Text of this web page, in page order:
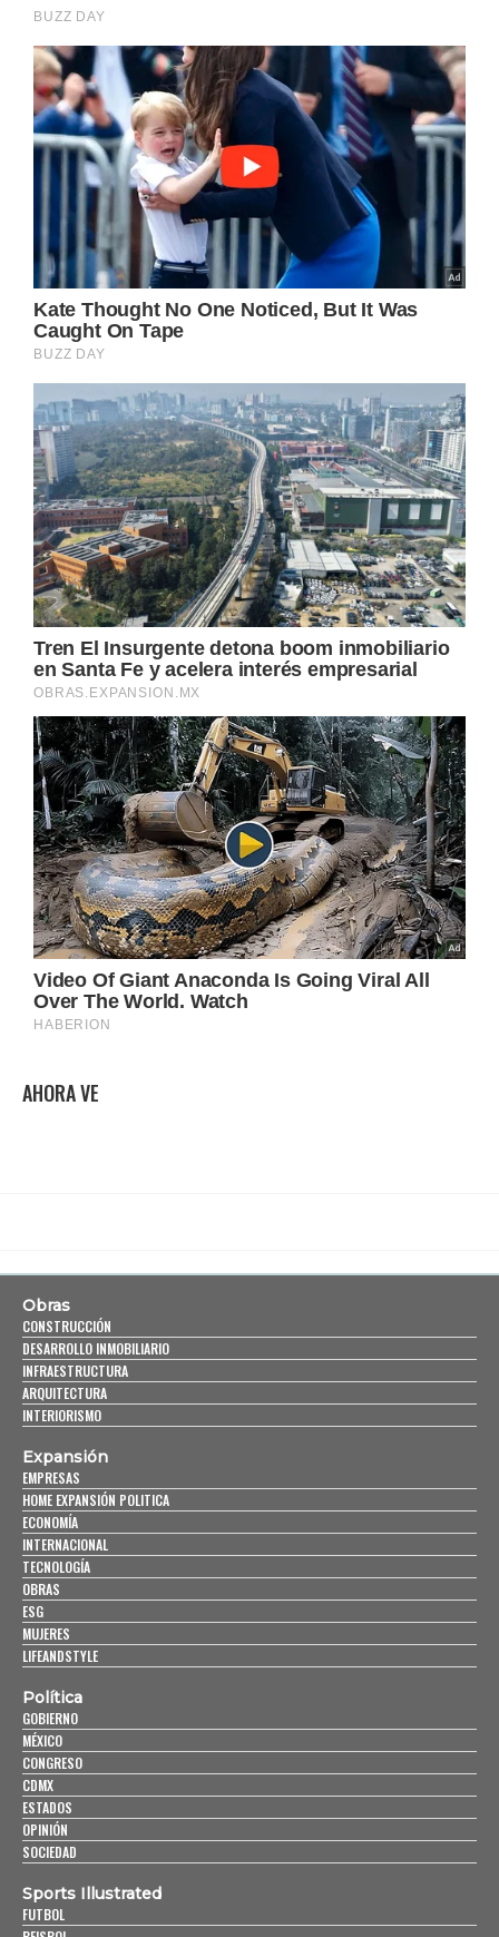
AHORA VE
Obras
CONSTRUCCIÓN
DESARROLLO INMOBILIARIO
INFRAESTRUCTURA
ARQUITECTURA
INTERIORISMO
Expansión
EMPRESAS
HOME EXPANSIÓN POLITICA
ECONOMÍA
INTERNACIONAL
TECNOLOGÍA
OBRAS
ESG
MUJERES
LIFEANDSTYLE
Política
GOBIERNO
MÉXICO
CONGRESO
CDMX
ESTADOS
OPINIÓN
SOCIEDAD
Sports Illustrated
FUTBOL